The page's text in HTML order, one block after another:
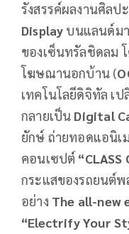
รังสรรค์ผลงานศิลป
Display บนแลนด์ม
ของเซ็นทรัลชิดลม
โฆษณานอกบ้าน (
เทคโนโลยีดิจิทัล เ
กลายเป็น Digital
ยักษ์ ถ่ายทอดแอนิเ
คอนเซปต์ “CLASS
กระแสของรถยนต์พ
อย่าง The all-new
“Electrify Your